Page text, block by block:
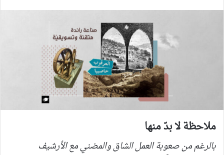
ملاحظة لا بدّ منها
بالرغم من صعوبة العمل الشاق والمضني مع الأرشيف